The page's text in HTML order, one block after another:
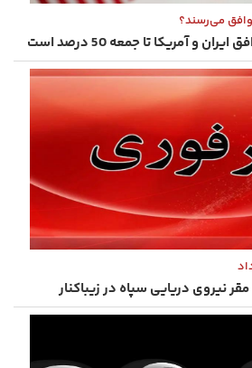
می‌رسند؟
و آمریکا تا جمعه 50 درصد است
نیروی دریایی سپاه در زیباکنار